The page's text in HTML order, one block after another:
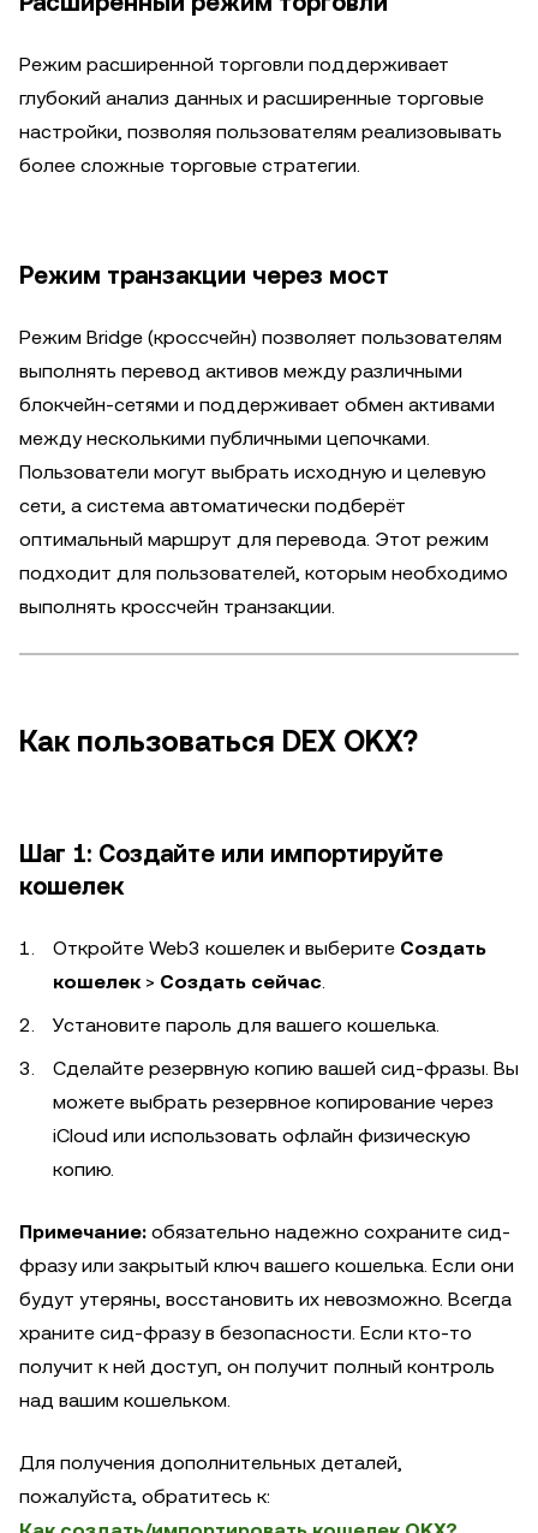
Режим расширенной торговли поддерживает
глубокий анализ данных и расширенные торговые
настройки, позволяя пользователям реализовывать
более сложные торговые стратегии.
Режим транзакции через мост
Режим Bridge (кроссчейн) позволяет пользователям
выполнять перевод активов между различными
блокчейн-сетями и поддерживает обмен активами
между несколькими публичными цепочками.
Пользователи могут выбрать исходную и целевую
сети, а система автоматически подберёт
оптимальный маршрут для перевода. Этот режим
подходит для пользователей, которым необходимо
выполнять кроссчейн транзакции.
Как пользоваться DEX OKX?
Шаг 1: Создайте или импортируйте
кошелек
Откройте Web3 кошелек и выберите Создать
кошелек > Создать сейчас.
Установите пароль для вашего кошелька.
Сделайте резервную копию вашей сид-фразы. Вы
можете выбрать резервное копирование через
iCloud или использовать офлайн физическую
копию.
Примечание: обязательно надежно сохраните сид-
фразу или закрытый ключ вашего кошелька. Если они
будут утеряны, восстановить их невозможно. Всегда
храните сид-фразу в безопасности. Если кто-то
получит к ней доступ, он получит полный контроль
над вашим кошельком.
Для получения дополнительных деталей,
пожалуйста, обратитесь к: